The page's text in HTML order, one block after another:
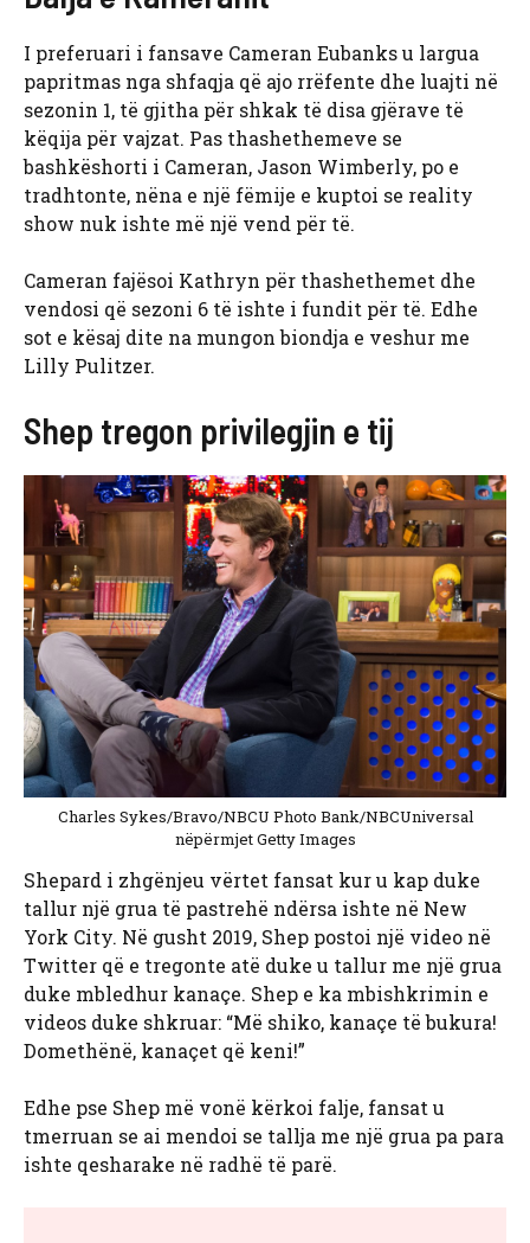
I preferuari i fansave Cameran Eubanks u largua
papritmas nga shfaqja që ajo rrëfente dhe luajti në
sezonin 1, të gjitha për shkak të disa gjërave të
këqija për vajzat. Pas thashethemeve se
bashkëshorti i Cameran, Jason Wimberly, po e
tradhtonte, nëna e një fëmije e kuptoi se reality
show nuk ishte më një vend për të.
Cameran fajësoi Kathryn për thashethemet dhe
vendosi që sezoni 6 të ishte i fundit për të. Edhe
sot e kësaj dite na mungon biondja e veshur me
Lilly Pulitzer.
Shep tregon privilegjin e tij
Charles Sykes/Bravo/NBCU Photo Bank/NBCUniversal
nëpërmjet Getty Images
Shepard i zhgënjeu vërtet fansat kur u kap duke
tallur një grua të pastrehë ndërsa ishte në New
York City. Në gusht 2019, Shep postoi një video në
Twitter që e tregonte atë duke u tallur me një grua
duke mbledhur kanaçe. Shep e ka mbishkrimin e
videos duke shkruar: “Më shiko, kanaçe të bukura!
Domethënë, kanaçet që keni!”
Edhe pse Shep më vonë kërkoi falje, fansat u
tmerruan se ai mendoi se tallja me një grua pa para
ishte qesharake në radhë të parë.